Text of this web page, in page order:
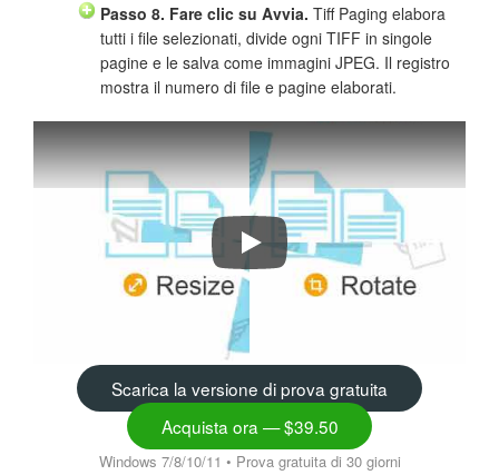
Passo 8. Fare clic su Avvia. Tiff Paging elabora
tutti i file selezionati, divide ogni TIFF in singole
pagine e le salva come immagini JPEG. Il registro
mostra il numero di file e pagine elaborati.
Dividere TIFF in JPEG con Tiff
Scarica la versione di prova gratuita
Acquista ora — $39.50
Windows 7/8/10/11 • Prova gratuita di 30 giorni